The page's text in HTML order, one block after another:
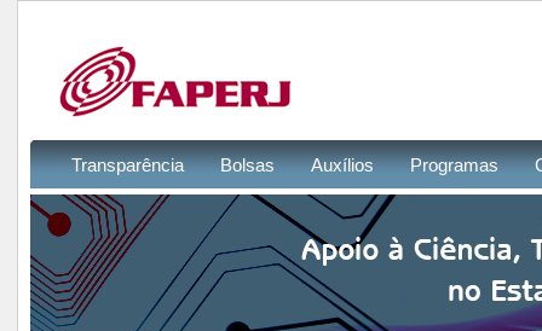
Transparência Bolsas Auxílios Programas